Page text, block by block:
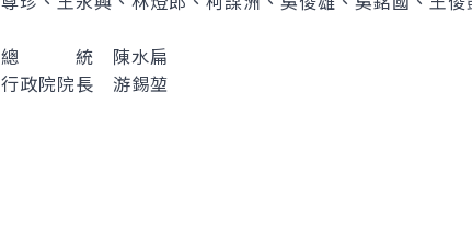
總 統 陳水扁
行政院院長 游錫堃